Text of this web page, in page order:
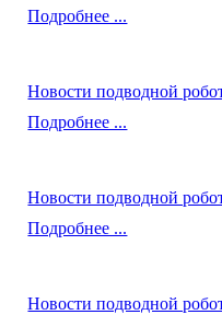
Подробнее ...
Новости подводной
Подробнее ...
Новости подводной
Подробнее ...
Новости подводной